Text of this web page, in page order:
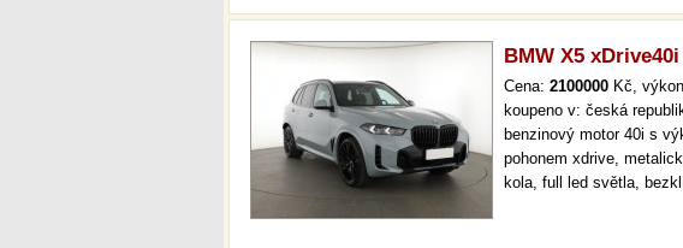
BMW X5
Cena: 2100000 Kč,
koupeno v: česká
benzinový motor 40i s
pohonem xdrive,
kola, full led světla,
asistent udržení jízdy v